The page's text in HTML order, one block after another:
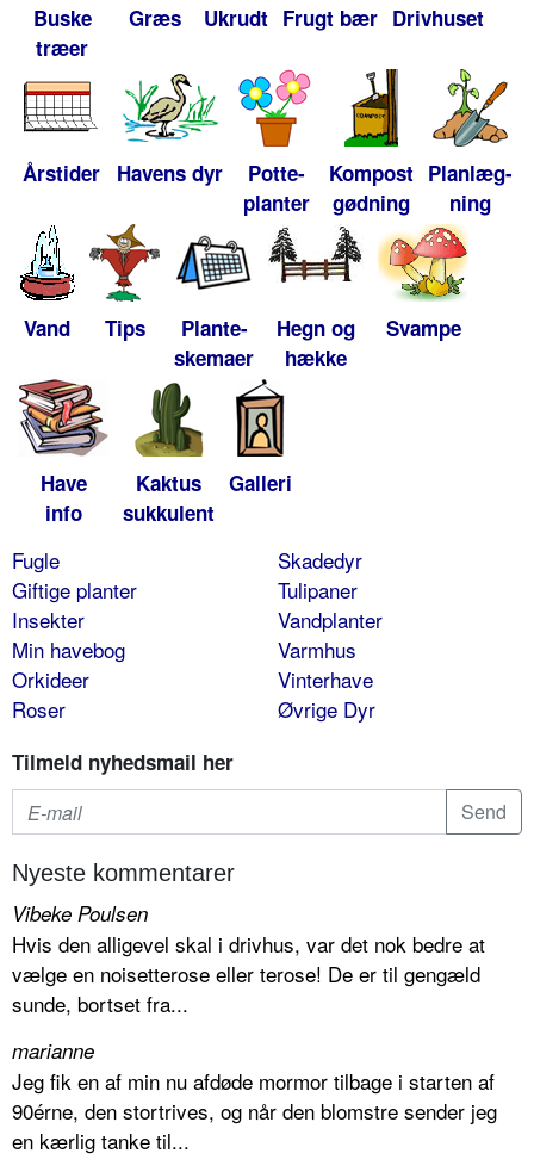
Buske
træer
Græs Ukrudt Frugt bær Drivhuset
Årstider Havens dyr
Potte-
planter
Kompost
gødning
Planlæg-
ning
Vand Tips
Plante-
skemaer
Hegn og
hække
Svampe
Have
info
Kaktus
sukkulent
Galleri
Fugle
Giftige planter
Insekter
Min havebog
Orkideer
Roser
Skadedyr
Tulipaner
Vandplanter
Varmhus
Vinterhave
Øvrige Dyr
Tilmeld nyhedsmail her
Nyeste kommentarer
Vibeke Poulsen
Hvis den alligevel skal i drivhus, var det nok bedre at
vælge en noisetterose eller terose! De er til gengæld
sunde, bortset fra...
marianne
Jeg fik en af min nu afdøde mormor tilbage i starten af
90érne, den stortrives, og når den blomstre sender jeg
en kærlig tanke til...